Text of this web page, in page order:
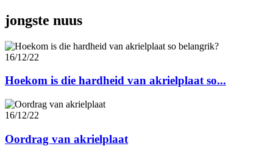
jongste nuus
16/12/22
Hoekom is die hardheid van akrielplaat so...
16/12/22
Oordrag van akrielplaat